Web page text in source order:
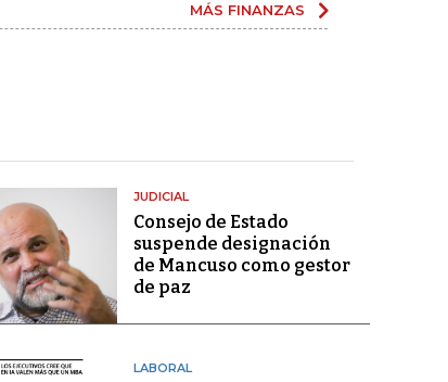
MÁS FINANZAS
JUDICIAL
Consejo de Estado
suspende designación
de Mancuso como gestor
de paz
LABORAL